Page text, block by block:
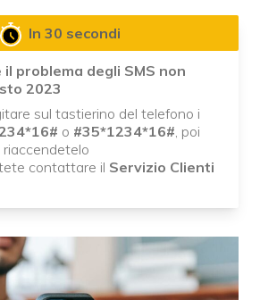
In 30 secondi
problema degli SMS non
2023
sul tastierino del telefono i
o #35*1234*16#, poi
contattare il Servizio Clienti